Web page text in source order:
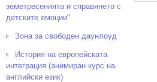
земетресенията и справянето с
детските емоции"
Зона за свободен даунлоуд
История на европейската
интеграция (анимиран курс на
английски език)